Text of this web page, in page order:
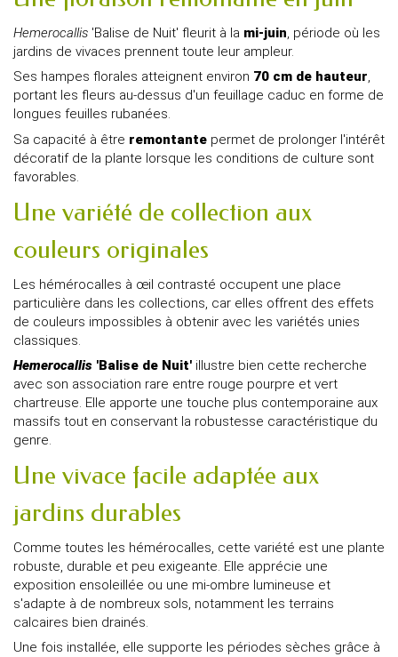
Hemerocallis 'Balise de Nuit' fleurit à la mi-juin, période où les
jardins de vivaces prennent toute leur ampleur.
Ses hampes florales atteignent environ 70 cm de hauteur,
portant les fleurs au-dessus d'un feuillage caduc en forme de
longues feuilles rubanées.
Sa capacité à être remontante permet de prolonger l'intérêt
décoratif de la plante lorsque les conditions de culture sont
favorables.
Une variété de collection aux
couleurs originales
Les hémérocalles à œil contrasté occupent une place
particulière dans les collections, car elles offrent des effets
de couleurs impossibles à obtenir avec les variétés unies
classiques.
Hemerocallis 'Balise de Nuit' illustre bien cette recherche
avec son association rare entre rouge pourpre et vert
chartreuse. Elle apporte une touche plus contemporaine aux
massifs tout en conservant la robustesse caractéristique du
genre.
Une vivace facile adaptée aux
jardins durables
Comme toutes les hémérocalles, cette variété est une plante
robuste, durable et peu exigeante. Elle apprécie une
exposition ensoleillée ou une mi-ombre lumineuse et
s'adapte à de nombreux sols, notamment les terrains
calcaires bien drainés.
Une fois installée, elle supporte les périodes sèches grâce à